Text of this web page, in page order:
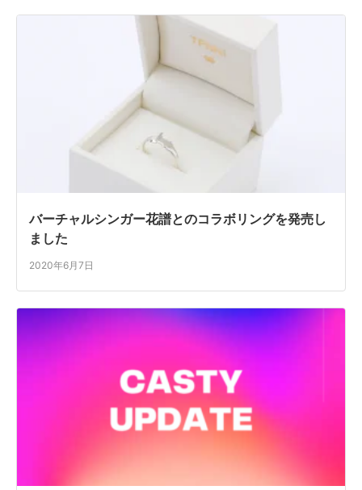
バーチャルシンガー花譜とのコラボリングを発売し
ました
2020年6月7日